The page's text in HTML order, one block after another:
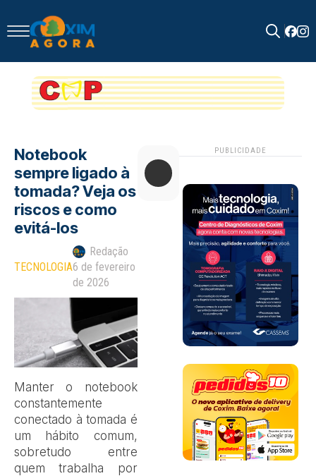
for:
Notebook
sempre ligado à
tomada? Veja os
riscos e como
evitá-los
TECNOLOGIA
Redação
6 de fevereiro
de 2026
Manter o notebook
constantemente
conectado à tomada é
um hábito comum,
sobretudo entre
quem trabalha por
PUBLICIDADE